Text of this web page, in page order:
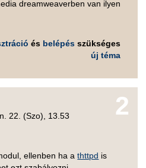
dreamweaverben van ilyen
és belépés szükséges
új téma
2
22. (Szo), 13.53
ellenben ha athttpd is